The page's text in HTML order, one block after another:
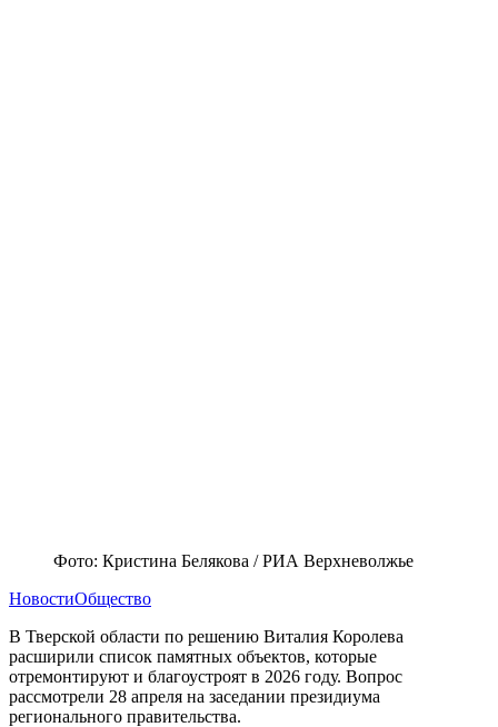
Фото: Кристина Белякова / РИА Верхневолжье
НовостиОбщество
В Тверской области по решению Виталия Королева
расширили список памятных объектов, которые
отремонтируют и благоустроят в 2026 году. Вопрос
рассмотрели 28 апреля на заседании президиума
регионального правительства.